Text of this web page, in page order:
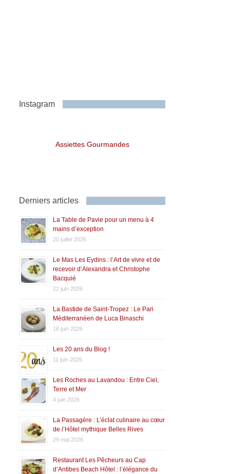
Instagram
Assiettes Gourmandes
Derniers articles
La Table de Pavie pour un menu à 4
mains d’exception
20 juillet 2026
Le Mas Les Eydins : l’Art de vivre et de
recevoir d’Alexandra et Christophe
Bacquié
22 juin 2026
La Bastide de Saint-Tropez : Le Pari
Méditerranéen de Luca Binaschi
16 juin 2026
Les 20 ans du Blog !
11 juin 2026
Les Roches au Lavandou : Entre Ciel,
Terre et Mer
4 juin 2026
La Passagère : L’éclat culinaire au cœur
de l’Hôtel mythique Belles Rives
29 mai 2026
Restaurant Les Pêcheurs au Cap
d’Antibes Beach Hôtel : l’élégance du